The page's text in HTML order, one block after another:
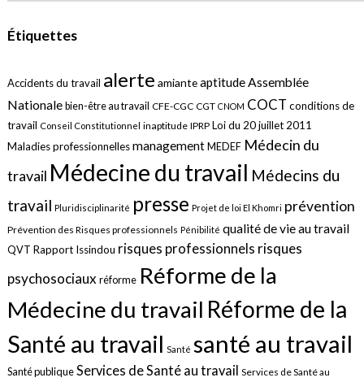
Étiquettes
Accidents du travail alerte amianteaptitudeAssemblée
Nationale bien-être au travail CFE-CGC CGT CNOM COCT conditions de
travail Conseil Constitutionnel inaptitude IPRP Loi du 20 juillet 2011
Maladies professionnellesmanagement MEDEF Médecin du
travail Médecine du travail Médecins du
travail Pluridisciplinarité presse Projet de loi El Khomri prévention
Prévention des Risques professionnels Pénibilité qualité de vie au travail
QVT Rapport Issindou risques professionnels risques
psychosociauxréforme Réforme de la
Médecine du travail Réforme de la
Santé au travail Santé santé au travail
Santé publiqueServices de Santé au travail Services de Santé au